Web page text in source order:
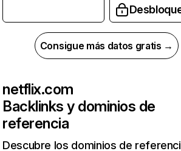
Consigue más datos gratis →
netflix.com
Backlinks y dominios de
referencia
Descubre los dominios de